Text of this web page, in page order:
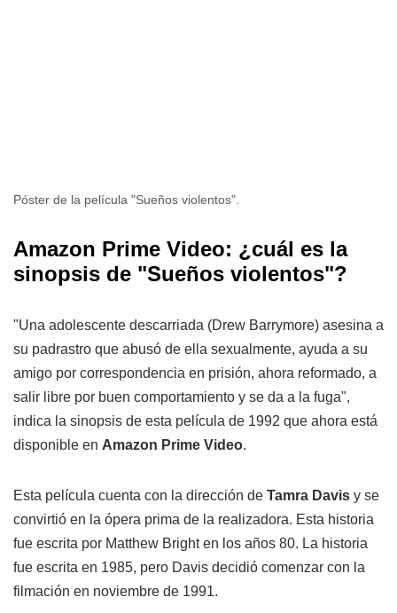
Póster de la película "Sueños violentos".
Amazon Prime Video: ¿cuál es la
sinopsis de "Sueños violentos"?
"Una adolescente descarriada (Drew Barrymore) asesina a
su padrastro que abusó de ella sexualmente, ayuda a su
amigo por correspondencia en prisión, ahora reformado, a
salir libre por buen comportamiento y se da a la fuga",
indica la sinopsis de esta película de 1992 que ahora está
disponible en Amazon Prime Video.
Esta película cuenta con la dirección de Tamra Davis y se
convirtió en la ópera prima de la realizadora. Esta historia
fue escrita por Matthew Bright en los años 80. La historia
fue escrita en 1985, pero Davis decidió comenzar con la
filmación en noviembre de 1991.